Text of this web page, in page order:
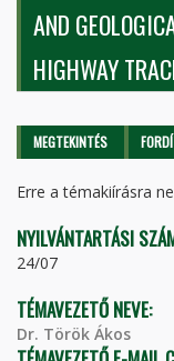
AND
HIGHWAY
Elsődleges
MEGTEKINTÉS (AKTÍV
Erre a témakiírásra
NYILVÁNTARTÁSI
24/07
TÉMAVEZETŐ NEVE:
Dr. Török Ákos